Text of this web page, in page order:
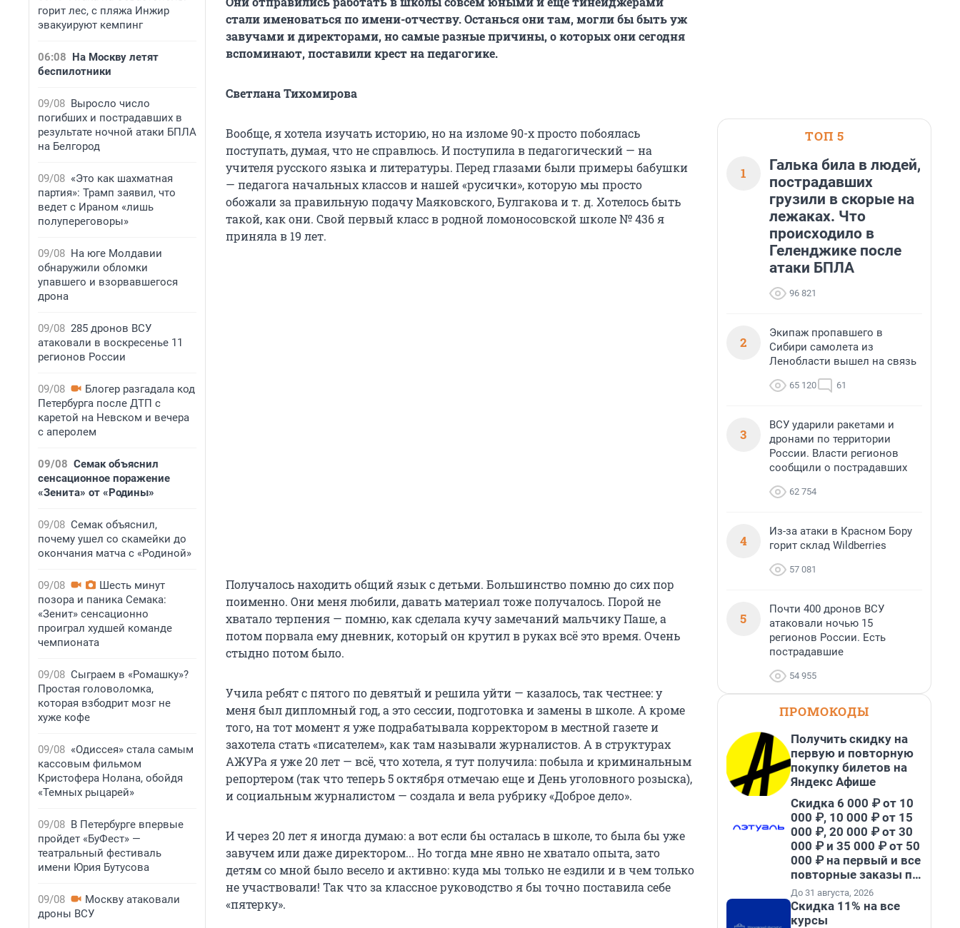
горит лес, с пляжа Инжир
эвакуируют кемпинг
06:08 На Москву летят
беспилотники
09/08 Выросло число
погибших и пострадавших в
результате ночной атаки БПЛА
на Белгород
09/08 «Это как шахматная
партия»: Трамп заявил, что
ведет с Ираном «лишь
полупереговоры»
09/08 На юге Молдавии
обнаружили обломки
упавшего и взорвавшегося
дрона
09/08 285 дронов ВСУ
атаковали в воскресенье 11
регионов России
09/08
Блогер разгадала код
Петербурга после ДТП с
каретой на Невском и вечера
с аперолем
09/08 Семак объяснил
сенсационное поражение
«Зенита» от «Родины»
09/08 Семак объяснил,
почему ушел со скамейки до
окончания матча с «Родиной»
09/08
Шесть минут
позора и паника Семака:
«Зенит» сенсационно
проиграл худшей команде
чемпионата
09/08 Сыграем в «Ромашку»?
Простая головоломка,
которая взбодрит мозг не
хуже кофе
09/08 «Одиссея» стала самым
кассовым фильмом
Кристофера Нолана, обойдя
«Темных рыцарей»
09/08 В Петербурге впервые
пройдет «БуФест» —
театральный фестиваль
имени Юрия Бутусова
09/08
Москву атаковали
дроны ВСУ
стали именоваться по имени-отчеству. Останься они там, могли бы быть уж
завучами и директорами, но самые разные причины, о которых они сегодня
вспоминают, поставили крест на педагогике.
Светлана Тихомирова
Вообще, я хотела изучать историю, но на изломе 90-х просто побоялась
поступать, думая, что не справлюсь. И поступила в педагогический — на
учителя русского языка и литературы. Перед глазами были примеры бабушки
— педагога начальных классов и нашей «русички», которую мы просто
обожали за правильную подачу Маяковского, Булгакова и т. д. Хотелось быть
такой, как они. Свой первый класс в родной ломоносовской школе № 436 я
приняла в 19 лет.
Получалось находить общий язык с детьми. Большинство помню до сих пор
поименно. Они меня любили, давать материал тоже получалось. Порой не
хватало терпения — помню, как сделала кучу замечаний мальчику Паше, а
потом порвала ему дневник, который он крутил в руках всё это время. Очень
стыдно потом было.
Учила ребят с пятого по девятый и решила уйти — казалось, так честнее: у
меня был дипломный год, а это сессии, подготовка и замены в школе. А кроме
того, на тот момент я уже подрабатывала корректором в местной газете и
захотела стать «писателем», как там называли журналистов. А в структурах
АЖУРа я уже 20 лет — всё, что хотела, я тут получила: побыла и криминальным
репортером (так что теперь 5 октября отмечаю еще и День уголовного розыска),
и социальным журналистом — создала и вела рубрику «Доброе дело».
И через 20 лет я иногда думаю: а вот если бы осталась в школе, то была бы уже
завучем или даже директором... Но тогда мне явно не хватало опыта, зато
детям со мной было весело и активно: куда мы только не ездили и в чем только
не участвовали! Так что за классное руководство я бы точно поставила себе
«пятерку».
ТОП 5
1
Галька била в людей,
пострадавших
грузили в скорые на
лежаках. Что
происходило в
Геленджике после
атаки БПЛА
96 821
2
Экипаж пропавшего в
Сибири самолета из
Ленобласти вышел на связь
65 120 61
3
ВСУ ударили ракетами и
дронами по территории
России. Власти регионов
сообщили о пострадавших
62 754
4
Из-за атаки в Красном Бору
горит склад Wildberries
57 081
5
Почти 400 дронов ВСУ
атаковали ночью 15
регионов России. Есть
пострадавшие
54 955
ПРОМОКОДЫ
Получить скидку на
первую и повторную
покупку билетов на
Яндекс Афише
Скидка 6 000 ₽ от 10
000 ₽, 10 000 ₽ от 15
000 ₽, 20 000 ₽ от 30
000 ₽ и 35 000 ₽ от 50
000 ₽ на первый и все
повторные заказы по
промокоду НАБЕРИ
До 31 августа, 2026
Скидка 11% на все
курсы